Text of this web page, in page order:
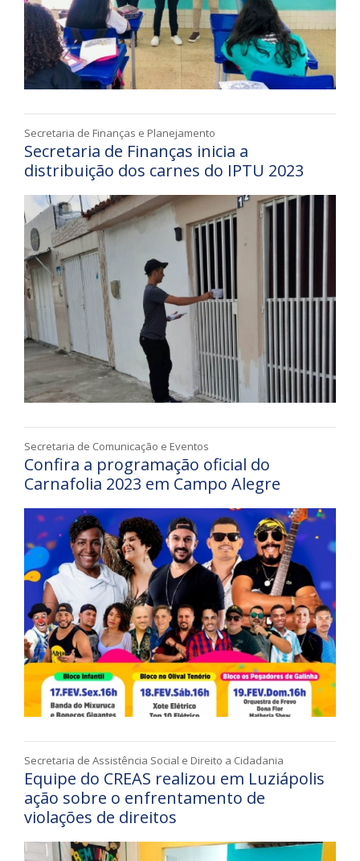
Secretaria de Finanças e Planejamento
Secretaria de Finanças inicia a
distribuição dos carnes do IPTU 2023
Secretaria de Comunicação e Eventos
Confira a programação oficial do
Carnafolia 2023 em Campo Alegre
Secretaria de Assistência Social e Direito a Cidadania
Equipe do CREAS realizou em Luziápolis
ação sobre o enfrentamento de
violações de direitos